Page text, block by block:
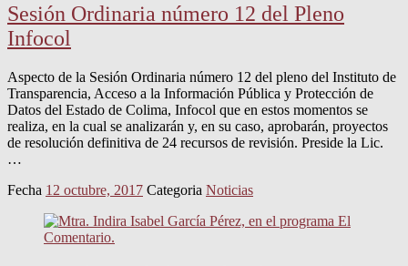
Sesión Ordinaria número 12 del Pleno
Infocol
Aspecto de la Sesión Ordinaria número 12 del pleno del Instituto de
Transparencia, Acceso a la Información Pública y Protección de
Datos del Estado de Colima, Infocol que en estos momentos se
realiza, en la cual se analizarán y, en su caso, aprobarán, proyectos
de resolución definitiva de 24 recursos de revisión. Preside la Lic.
…
Fecha 12 octubre, 2017 Categoria Noticias